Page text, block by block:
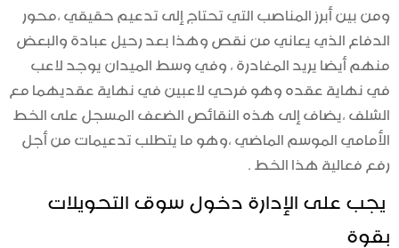
ومن بين أبرز المناصب التي تحتاج إلى تدعيم حقيقي ،محور
الدفاع الذي يعاني من نقص وهذا بعد رحيل عبادة والبعض
منهم أيضا يريد المغادرة ، وفي وسط الميدان يوجد لاعب
في نهاية عقده وهو فرحي لاعبين في نهاية عقديهما مع
الشلف ،يضاف إلى هذه النقائص الضعف المسجل على الخط
الأمامي الموسم الماضي ،وهو ما يتطلب تدعيمات من أجل
رفع فعالية هذا الخط .
يجب على الإدارة دخول سوق التحويلات
بقوة